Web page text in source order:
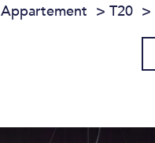
Appartement T20